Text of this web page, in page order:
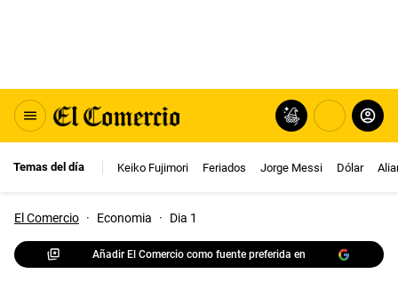
Temas del día Keiko Fujimori Feriados Jorge Messi Dólar
El Comercio · Economia · Dia 1
Añadir El Comercio como fuente preferida en